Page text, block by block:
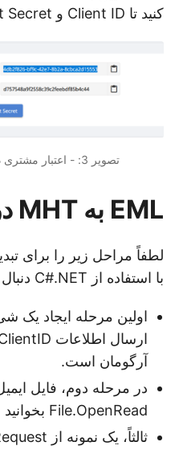
کنید تا Client ID و Client Secret را ببینید.
تصویر 3: - اعتبار مشتری در داشبورد Aspose.Cloud.
EML به MHT در C#
با استفاده از C#.NET دنبال کنید.
آرگومان است.
در مرحله دوم، فایل
File.OpenRead بخوانید